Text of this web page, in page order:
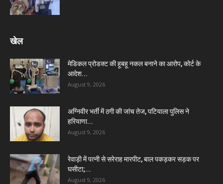
खेल
मेडिकल प्रोडक्ट की हूबहू नकल बनाने का आरोप, कोर्ट के
आदेश...
August 9, 2026
अग्निवीर भर्ती में ठगी की जांच तेज, पटियाला पुलिस ने
हरियाणा...
August 9, 2026
रेवाड़ी में पत्नी से सरेराह मारपीट, बाल पकड़कर सड़क पर
घसीटा;...
August 9, 2026